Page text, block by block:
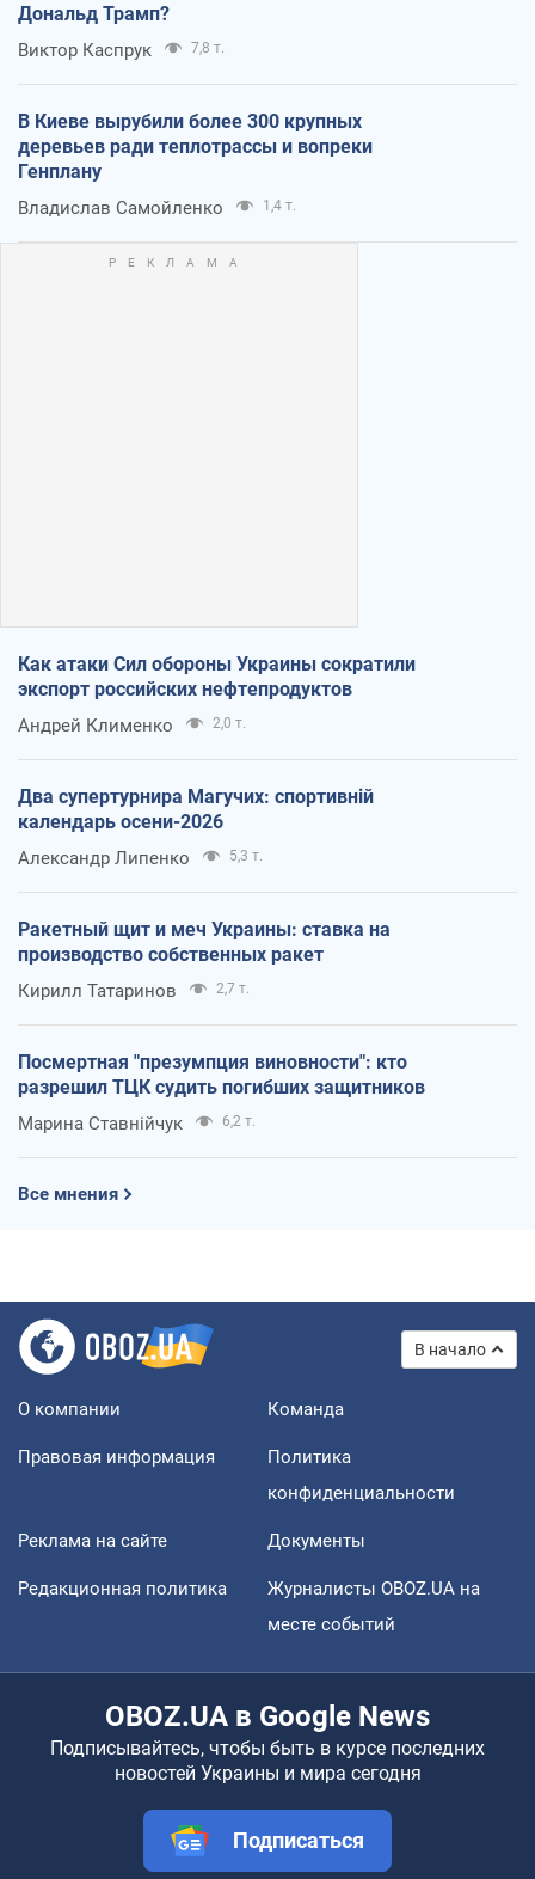
Дональд Трамп?
Виктор Каспрук 7,8 т.
В Киеве вырубили более 300 крупных
деревьев ради теплотрассы и вопреки
Генплану
Владислав Самойленко 1,4 т.
Как атаки Сил обороны Украины сократили
экспорт российских нефтепродуктов
Андрей Клименко 2,0 т.
Два супертурнира Магучих: спортивній
календарь осени-2026
Александр Липенко 5,3 т.
Ракетный щит и меч Украины: ставка на
производство собственных ракет
Кирилл Татаринов 2,7 т.
Посмертная "презумпция виновности": кто
разрешил ТЦК судить погибших защитников
Марина Ставнійчук 6,2 т.
Все мнения
В начало
О компании Команда
Правовая информация
Политика
конфиденциальности
Реклама на сайте Документы
Редакционная политика
Журналисты OBOZ.UA на
месте событий
OBOZ.UA в Google News
Подписывайтесь, чтобы быть в курсе последних
новостей Украины и мира сегодня
Подписаться